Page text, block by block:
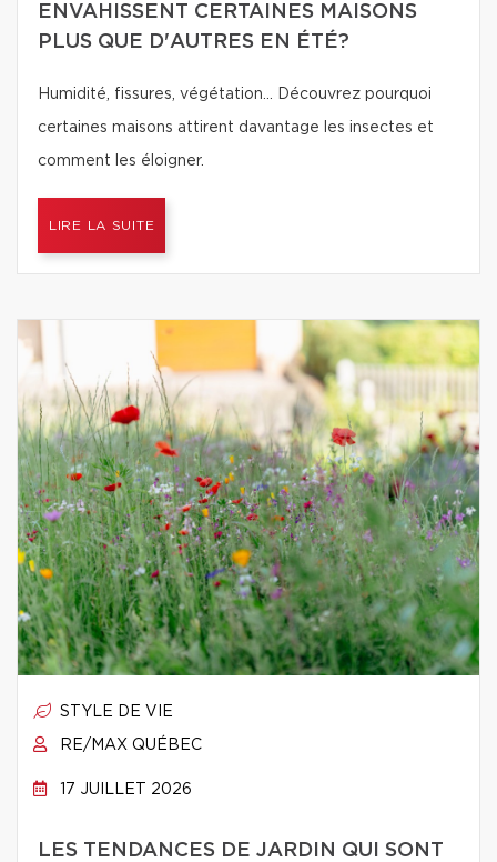
ENVAHISSENT CERTAINES MAISONS
PLUS QUE D'AUTRES EN ÉTÉ?
Humidité, fissures, végétation… Découvrez pourquoi
certaines maisons attirent davantage les insectes et
comment les éloigner.
LIRE LA SUITE
STYLE DE VIE
RE/MAX QUÉBEC
17 JUILLET 2026
LES TENDANCES DE JARDIN QUI SONT